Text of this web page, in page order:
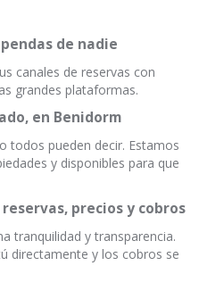
de nadie
canales de reservas con
grandes plataformas.
en Benidorm
todos pueden decir. Estamos
y disponibles para que
precios y cobros
tranquilidad y transparencia.
directamente y los cobros se